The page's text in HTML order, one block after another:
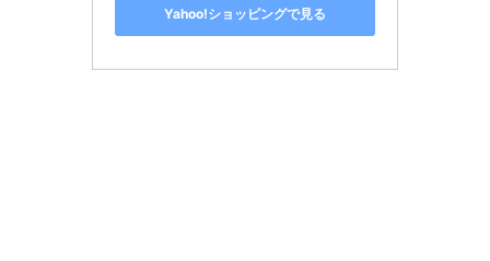
Yahoo!ショッピングで見る